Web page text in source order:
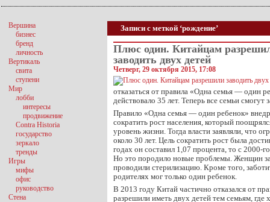
Записи с меткой ‘рождение’
Плюс один. Китайцам
заводить двух детей
Четверг, 29 октября 2015, 17:08
отказаться от правила «Одна семья — один
действовало 35 лет. Теперь все семьи смогут
Правило «Одна семья — один ребенок»
сократить рост населения, который
уровень жизни. Тогда власти заявляли, что
около 30 лет. Цель сократить рост была
годах он составил 1,07 процента, то с 2000-
Но это породило новые проблемы. Женщин
проводили стерилизацию. Кроме того,
родителях мог только один ребенок.
В 2013 году Китай частично отказался от
разрешили иметь двух детей тем семьям, где
Вершина
бизнес
бренд
личность
Вертикаль
свита
ступени
Мир
лобби
интересы
продвижение
Contra Historia
государство
зеркало
тренды
Игры
мифы
офис
руководство
Стена